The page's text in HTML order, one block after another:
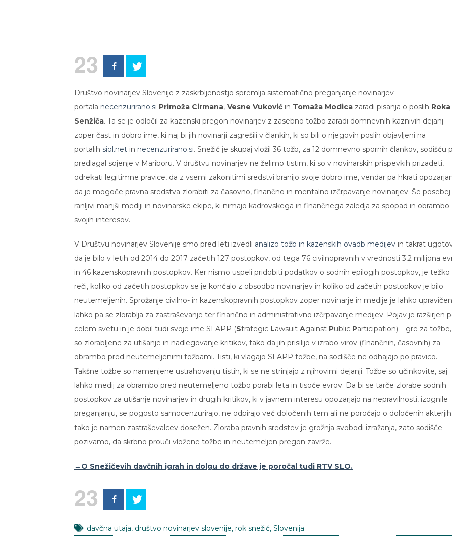
23
Društvo novinarjev Slovenije z zaskrbljenostjo spremlja sistematično preganjanje novinarjev
portala necenzurirano.si Primoža Cirmana, Vesne Vuković in Tomaža Modica zaradi pisanja o poslih Roka
Senžiča. Ta se je odločil za kazenski pregon novinarjev z zasebno tožbo zaradi domnevnih kaznivih dejanj
zoper čast in dobro ime, ki naj bi jih novinarji zagrešili v člankih, ki so bili o njegovih poslih objavljeni na
portalih siol.net in necenzurirano.si. Snežič je skupaj vložil 36 tožb, za 12 domnevno spornih člankov, sodišču
predlagal sojenje v Mariboru. V društvu novinarjev ne želimo tistim, ki so v novinarskih prispevkih prizadeti,
odrekati legitimne pravice, da z vsemi zakonitimi sredstvi branijo svoje dobro ime, vendar pa hkrati
da je mogoče pravna sredstva zlorabiti za časovno, finančno in mentalno izčrpavanje novinarjev. Še posebej
ranljivi manjši mediji in novinarske ekipe, ki nimajo kadrovskega in finančnega zaledja za spopad in obrambo
svojih interesov.
V Društvu novinarjev Slovenije smo pred leti izvedli analizo tožb in kazenskih ovadb medijev in takrat
da je bilo v letih od 2014 do 2017 začetih 127 postopkov, od tega 76 civilnopravnih v vrednosti 3,2 milijona
in 46 kazenskopravnih postopkov. Ker nismo uspeli pridobiti podatkov o sodnih epilogih postopkov, je težko
reči, koliko od začetih postopkov se je končalo z obsodbo novinarjev in koliko od začetih postopkov je bilo
neutemeljenih. Sprožanje civilno- in kazenskopravnih postopkov zoper novinarje in medije je lahko
lahko pa se zlorablja za zastraševanje ter finančno in administrativno izčrpavanje medijev. Pojav je razširjen
celem svetu in je dobil tudi svoje ime SLAPP (Strategic Lawsuit Against Public Participation) – gre za
so zlorabljene za utišanje in nadlegovanje kritikov, tako da jih prisilijo v izrabo virov (finančnih, časovnih) za
obrambo pred neutemeljenimi tožbami. Tisti, ki vlagajo SLAPP tožbe, na sodišče ne odhajajo po pravico.
Takšne tožbe so namenjene ustrahovanju tistih, ki se ne strinjajo z njihovimi dejanji. Tožbe so učinkovite, saj
lahko medij za obrambo pred neutemeljeno tožbo porabi leta in tisoče evrov. Da bi se tarče zlorabe sodnih
postopkov za utišanje novinarjev in drugih kritikov, ki v javnem interesu opozarjajo na nepravilnosti, izognile
preganjanju, se pogosto samocenzurirajo, ne odpirajo več določenih tem ali ne poročajo o določenih
tako je namen zastraševalcev dosežen. Zloraba pravnih sredstev je grožnja svobodi izražanja, zato sodišče
pozivamo, da skrbno prouči vložene tožbe in neutemeljen pregon zavrže.
→O Snežičevih davčnih igrah in dolgu do države je poročal tudi RTV SLO.
23
davčna utaja, društvo novinarjev slovenije, rok snežič, Slovenija